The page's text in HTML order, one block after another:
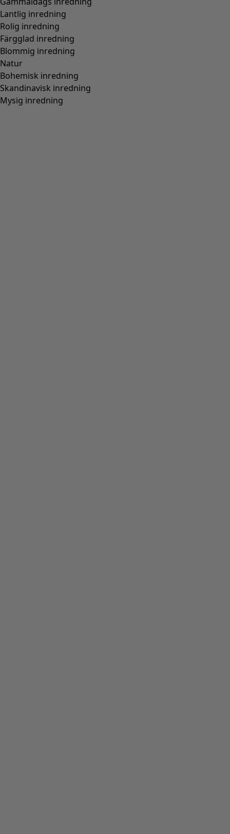
Lantlig inredning
Rolig inredning
Färgglad inredning
Blommig inredning
Natur
Bohemisk inredning
Skandinavisk inredning
Mysig inredning